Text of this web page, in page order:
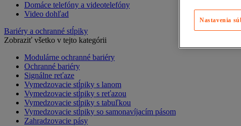
Domáce telefóny a videotelefóny
Video dohľad
Bariéry a ochranné stĺpiky
Zobraziť všetko v tejto kategórii
Modulárne ochranné bariéry
Ochranné bariéry
Signálne reťaze
Vymedzovacie stĺpiky s lanom
Vymedzovacie stĺpiky s reťazou
Vymedzovacie stĺpiky s tabuľkou
Vymedzovacie stĺpiky so samonavíjacím pásom
Zahradzovacie pásy
Nastavenia